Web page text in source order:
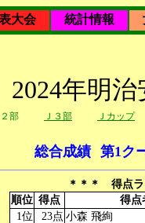
大会 統計情報
2024年明
２部 Ｊ３部 Ｊカップ
総合成績 第1ク
＊＊＊ 得点
順位 得点 得点
1位
23点 小森 飛絢